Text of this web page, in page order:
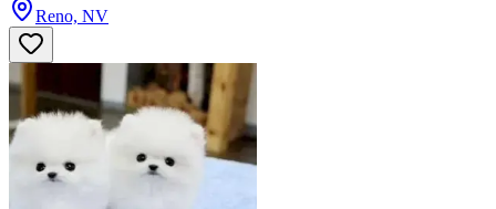
Reno, NV